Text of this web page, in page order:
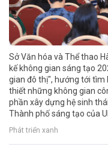
Sở Văn hóa và Thể thao
kế không gian sáng tạo
gian đô thị", hướng tới tìm
thiết những không gian
phần xây dựng hệ sinh
Thành phố sáng tạo của
Phát triển xanh